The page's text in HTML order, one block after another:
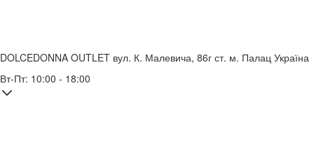
DOLCEDONNA OUTLET вул. К. Малевича, 86г ст. м. Палац Україна
Вт-Пт: 10:00 - 18:00